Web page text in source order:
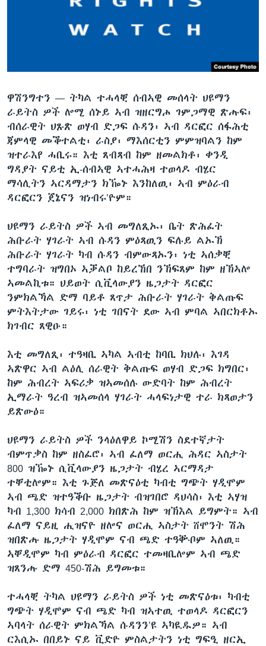
ዋሽንግተን — ትካል ተሓላቒ ሰብኣዊ መሰላት ህዩማን
ራይትስ ዎች ሎሚ ሰኑይ ኣብ ዝዘርግሖ ገምጋማዊ ጽሑፍ፡
ብሰራዊት ህጹጽ ወሃብ ድጋፍ ሱዳን፡ ኣብ ዳርፎር ሰፋሕቲ
ጃምላዊ መቕተልቲ፡ ራስያ፡ ማእሰርቲን ምምዝባልን ከም
ዝተራእየ ሓቢሩ። እቲ ጸብጻብ ከም ዘመልክቶ፡ ቀንዲ
ግዳያት ናይቲ ኢ-ሰብኣዊ ኣተሓሕዛ ተወላዶ ብሄር
ማሳሊትን ኣርዳማታን ክዀኑ እንከለዉ፡ ኣብ ምዕራብ
ዳርፎርን ጀኔናን ዝነብሩ’ዮም።
ህዩማን ራይትስ ዎች ኣብ መግለጺኡ፡ ቤት ጽሕፈት
ሕቡራት ሃገራት ኣብ ሱዳን ምዕጻዉን ፍሉይ ልኡኽ
ሕቡራት ሃገራት ካብ ሱዳን ብምውጻኡን፡ ነቲ ኣሰቃቒ
ተግባራት ዝግበኦ ኣቓልቦ ከይረኸበ ንኽፍጸም ከም ዘኽኣሎ
ኣመልኪቱ። ህይወት ሲቪላውያን ዜጋታት ዳርፎር
ንምክልኻል ድማ ባይቶ ጸጥታ ሕቡራት ሃገራት ቅልጡፍ
ምትእትታው ገይሩ፡ ነቲ ገበናት ደው ኣብ ምባል ኣበርክቶኡ
ክገብር ጸዊዑ።
እቲ መግለጺ፡ ተዓዛቢ ኣካል ኣብቲ ከባቢ ክህሉ፡ እገዳ
ኣጽዋር ኣብ ልዕሊ ሰራዊት ቅልጡፍ ወሃብ ድጋፍ ክግበር፡
ከም ሕብረት ኣፍሪቃ ዝኣመሰሉ ውድባት ከም ሕብረት
ኢማራት ዓረብ ዝኣመሰላ ሃገራት ሓላፍነታዊ ተራ ክጻወታን
ይጽውዕ።
ህዩማን ራይትስ ዎች ንላዕለዋይ ኮሚሽን ስደተኛታት
ብምጥቃስ ከም ዘስፈሮ፡ ኣብ ፈለማ ወርሒ ሕዳር ኣስታት
800 ዝዀኑ ሲቪላውያን ዜጋታት ብሄረ ኣርማዳታ
ተቐቲሎም። እቲ ጉጅለ መጽናዕቲ ካብቲ ግጭት ሃዲሞም
ኣብ ጫድ ዝተዓቕቡ ዜጋታት ብዝገበሮ ዳህሳስ፡ እቲ ኣሃዝ
ካብ 1,300 ክሳብ 2,000 ክበጽሕ ከም ዝኽእል ይግምት። ኣብ
ፈለማ ናይዚ ሒዝናዮ ዘሎና ወርሒ ኣስታት ሸሞንት ሽሕ
ዝበጽሑ ዜጋታት ሃዲሞም ናብ ጫድ ተዓቝቦም ኣለዉ።
ኣቐዲሞም ካብ ምዕራብ ዳርፎር ተመዛቢሎም ኣብ ጫድ
ዝጸንሑ ድማ 450-ሽሕ ይግመቱ።
ተሓላቒ ትካል ህዩማን ራይትስ ዎች ነቲ መጽናዕቱ፡ ካብቲ
ግጭት ሃዲሞም ናብ ጫድ ካብ ዝኣተዉ ተወላዶ ዳርፎርን
ኣባላት ሰራዊት ምክልኻል ሱዳንን’ዩ ኣካዪዱዎ። ኣብ
ርእሲኡ በበይኑ ናይ ቪድዮ ምስልታትን ነቲ ግፍዒ ዘርኢ